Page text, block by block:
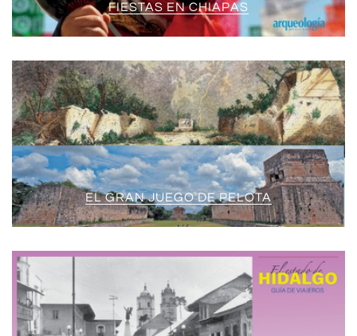
FIESTAS EN CHIAPAS
EL GRAN JUEGO DE PELOTA